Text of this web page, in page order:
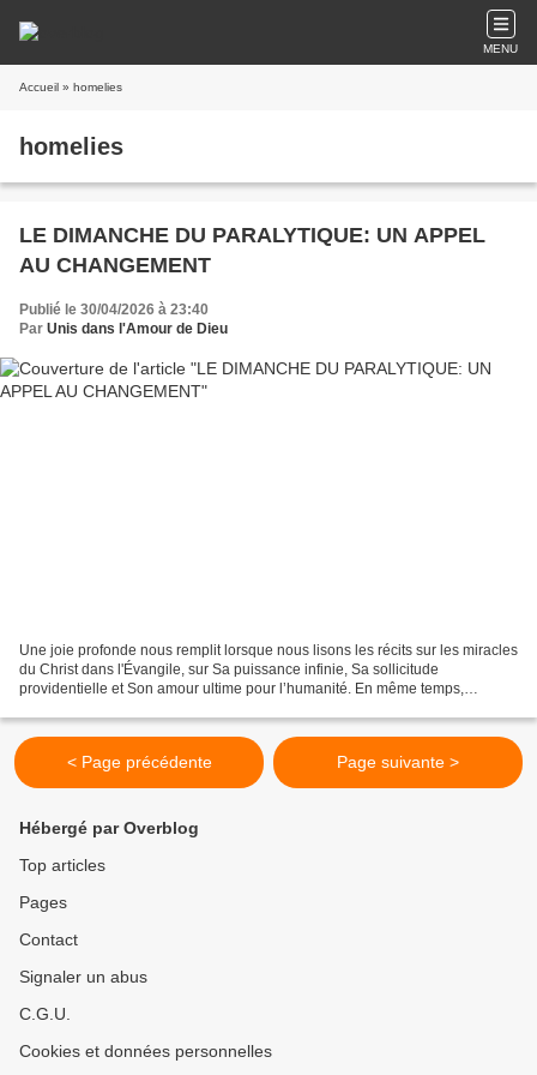
MENU
Accueil » homelies
homelies
LE DIMANCHE DU PARALYTIQUE: UN APPEL
AU CHANGEMENT
Publié le 30/04/2026 à 23:40
Par Unis dans l'Amour de Dieu
Une joie profonde nous remplit lorsque nous lisons les récits sur les miracles
du Christ dans l'Évangile, sur Sa puissance infinie, Sa sollicitude
providentielle et Son amour ultime pour l’humanité. En même temps,
< Page précédente Page suivante >
Hébergé par Overblog
Top articles
Pages
Contact
Signaler un abus
C.G.U.
Cookies et données personnelles